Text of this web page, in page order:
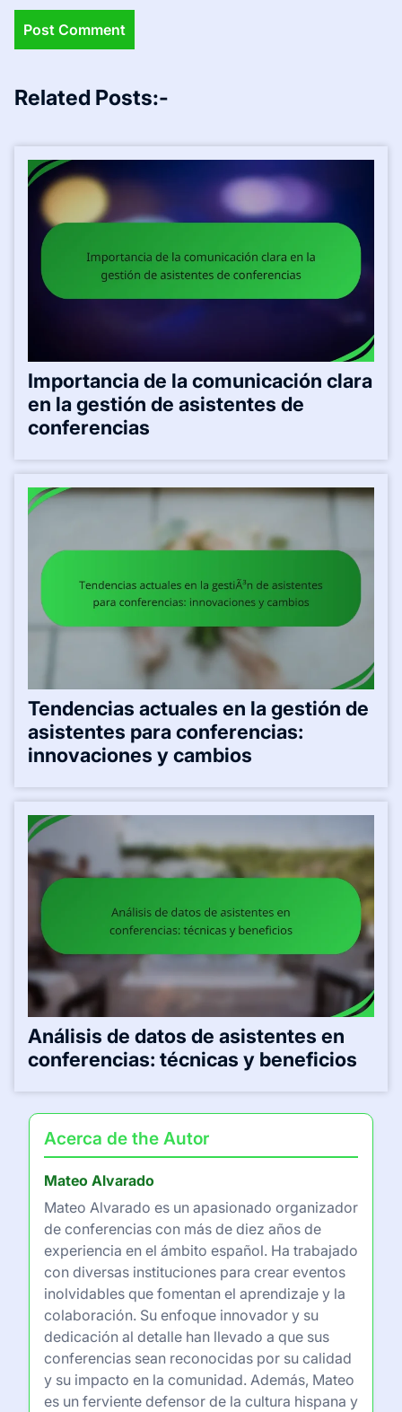
Related Posts:-
Importancia de la comunicación clara
en la gestión de asistentes de
conferencias
Tendencias actuales en la gestión de
asistentes para conferencias:
innovaciones y cambios
Análisis de datos de asistentes en
conferencias: técnicas y beneficios
Acerca de the Autor
Mateo Alvarado
Mateo Alvarado es un apasionado organizador
de conferencias con más de diez años de
experiencia en el ámbito español. Ha trabajado
con diversas instituciones para crear eventos
inolvidables que fomentan el aprendizaje y la
colaboración. Su enfoque innovador y su
dedicación al detalle han llevado a que sus
conferencias sean reconocidas por su calidad
y su impacto en la comunidad. Además, Mateo
es un ferviente defensor de la cultura hispana y